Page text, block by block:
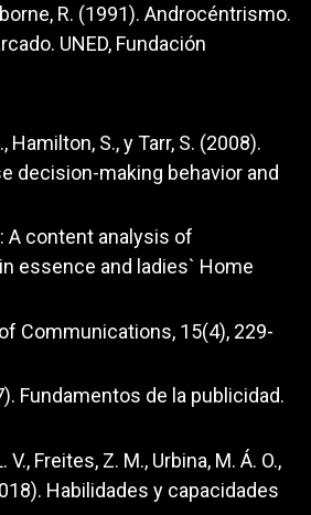
R. (1991). Androcéntrismo.
UNED, Fundación
Hamilton, S., y Tarr, S. (2008).
decision-making behavior and
A content analysis of
essence and ladies` Home
Communications, 15(4), 229-
Fundamentos de la publicidad.
Freites, Z. M., Urbina, M. Á. O.,
Habilidades y capacidades